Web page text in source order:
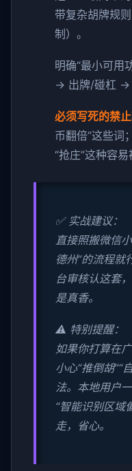
带复杂胡牌规
制）。
明确“最小可用
→ 出牌/碰杠 →
必须写死的禁
币翻倍”这些词
“抢庄”这种容易
✅ 实战建议：
直接照搬微信
德州”的流程就
台审核认这套
是真香。
⚠️ 特别提醒：
如果你打算在
小心“推倒胡”“
法。本地用户
“智能识别区域
走，省心。